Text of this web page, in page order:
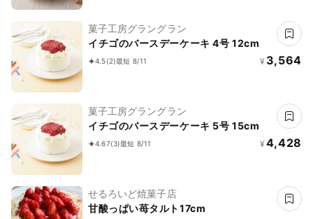
菓子工房グラングラン
イチゴのバースデーケーキ 4号 12cm
4.5(2)最短 8/11 ¥ 3,564
菓子工房グラングラン
イチゴのバースデーケーキ 5号 15cm
4.67(3)最短 8/11 ¥ 4,428
せるろいど焼菓子店
甘酸っぱい苺タルト17cm